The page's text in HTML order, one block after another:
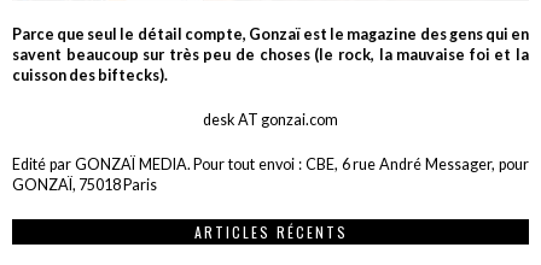
Parce que seul le détail compte, Gonzaï est le magazine des gens qui en
savent beaucoup sur très peu de choses (le rock, la mauvaise foi et la
cuisson des biftecks).
desk AT gonzai.com
Edité par GONZAÏ MEDIA. Pour tout envoi : CBE, 6 rue André Messager, pour
GONZAÏ, 75018 Paris
ARTICLES RÉCENTS